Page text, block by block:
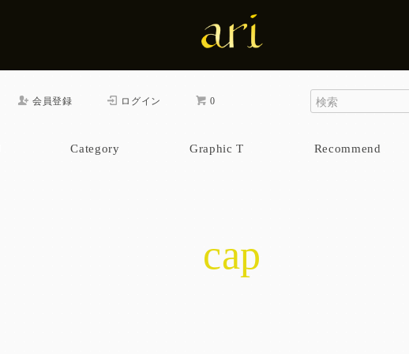
会員登録 ログイン 0
Category Graphic T Recommend
cap